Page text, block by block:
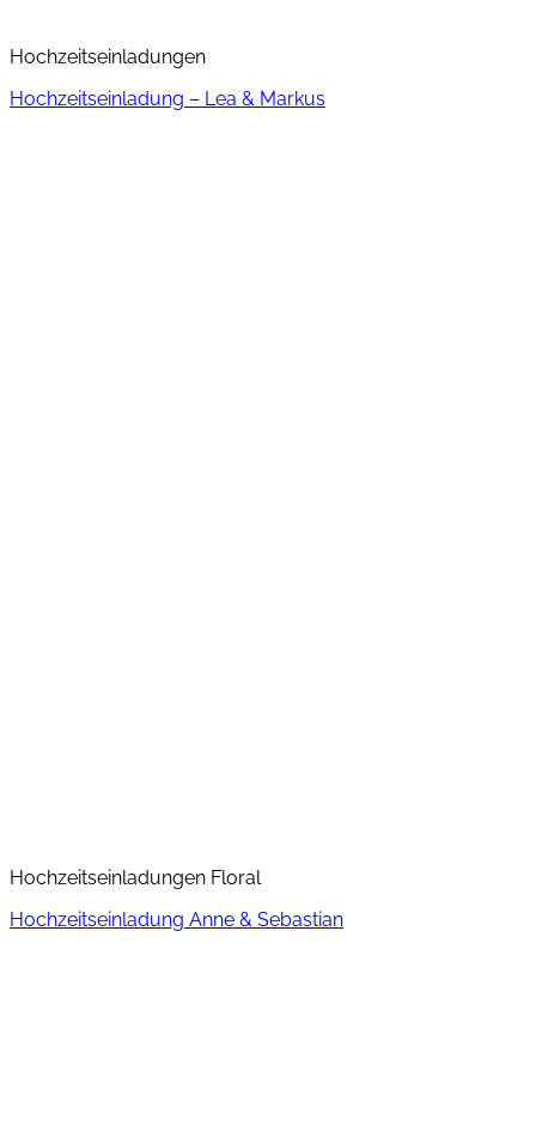
Hochzeitseinladungen
Hochzeitseinladung – Lea & Markus
Hochzeitseinladungen Floral
Hochzeitseinladung Anne & Sebastian